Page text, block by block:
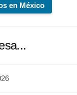
en México